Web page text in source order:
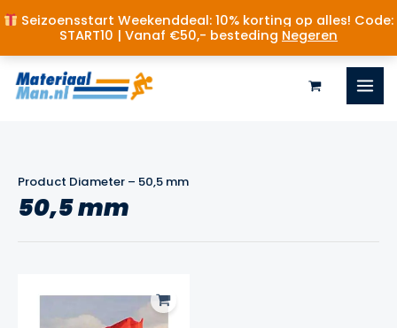
Seizoensstart Weekenddeal: 10% korting op alles! Code:
START10 | Vanaf €50,- besteding Negeren
Ga
naar
de
inhoud
Product Diameter – 50,5 mm
50,5 mm